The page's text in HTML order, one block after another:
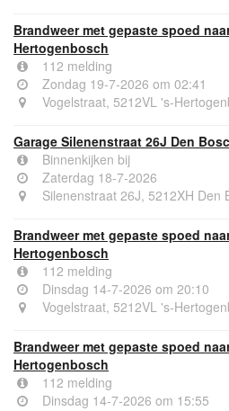
Brandweer met gepaste spoed
Hertogenbosch
112 melding
Zondag 19-7-2026 om 02:41
Vogelstraat, 5212VL 's-
Garage Silenenstraat 26J Den
Binnenkijken bij
Zaterdag 18-7-2026
Silenenstraat 26J, 5212XH Den
Brandweer met gepaste spoed
Hertogenbosch
112 melding
Dinsdag 14-7-2026 om 20:10
Vogelstraat, 5212VL 's-
Brandweer met gepaste spoed
Hertogenbosch
112 melding
Dinsdag 14-7-2026 om 15:55